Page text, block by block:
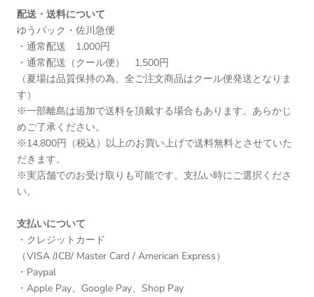
配送・送料について
ゆうパック・佐川急便
・通常配送 1,000円
・通常配送（クール便） 1,500円
（夏場は品質保持の為、全ご注文商品はクール便発送となりま
す）
※一部離島は追加で送料を頂戴する場合もあります。あらかじ
めご了承ください。
※14,800円（税込）以上のお買い上げで送料無料とさせていた
だきます。
※実店舗でのお受け取りも可能です。支払い時にご選択くださ
い。
支払いについて
・クレジットカード
（VISA /JCB/ Master Card / American Express）
・Paypal
・Apple Pay、Google Pay、Shop Pay